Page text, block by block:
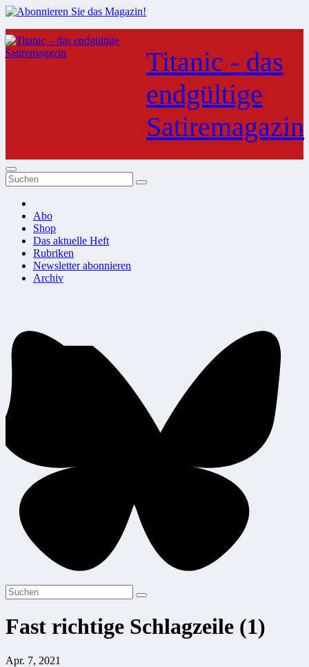
Zum
Inhalt
springen
Titanic - das
endgültige
Satiremagazin
Abo
Shop
Das aktuelle Heft
Rubriken
Newsletter abonnieren
Archiv
Fast richtige Schlagzeile (1)
Apr. 7, 2021